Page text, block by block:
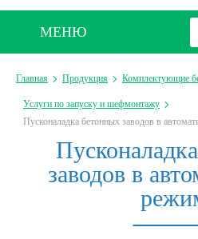
МЕНЮ
Главная Продукция Комплектующие
Услуги по запуску и шефмонтажу
Пусконаладка бетонных заводов в
заводов в